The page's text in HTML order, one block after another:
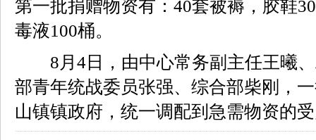
第一批捐赠物资有：40套被褥，胶鞋
毒液100桶。
8月4日，由中心常务副主任王曦、
部青年统战委员张强、综合部柴刚，
山镇镇政府，统一调配到急需物资的